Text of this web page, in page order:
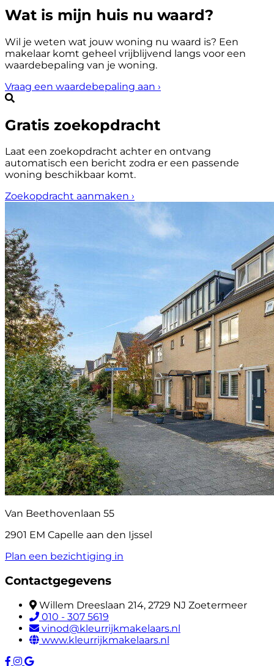
Wat is mijn huis nu waard?
Wil je weten wat jouw woning nu waard is? Een
makelaar komt geheel vrijblijvend langs voor een
waardebepaling van je woning.
Vraag een waardebepaling aan ›
Gratis zoekopdracht
Laat een zoekopdracht achter en ontvang
automatisch een bericht zodra er een passende
woning beschikbaar komt.
Zoekopdracht aanmaken ›
Van Beethovenlaan 55
2901 EM Capelle aan den Ijssel
Plan een bezichtiging in
Contactgegevens
Willem Dreeslaan 214, 2729 NJ Zoetermeer
010 - 307 5619
vinod@kleurrijkmakelaars.nl
www.kleurrijkmakelaars.nl